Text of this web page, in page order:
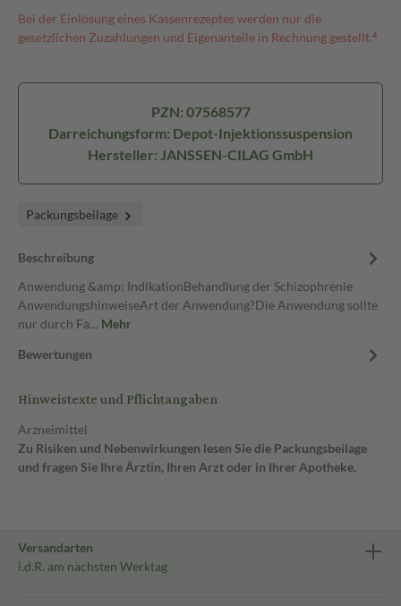
Bei der Einlösung eines Kassenrezeptes werden nur die
gesetzlichen Zuzahlungen und Eigenanteile in Rechnung gestellt.⁴
PZN: 07568577
Darreichungsform: Depot-Injektionssuspension
Hersteller: JANSSEN-CILAG GmbH
Packungsbeilage
Beschreibung
Anwendung &amp; IndikationBehandlung der Schizophrenie
AnwendungshinweiseArt der Anwendung?Die Anwendung sollte
nur durch Fa… Mehr
Bewertungen
Hinweistexte und Pflichtangaben
Arzneimittel
Zu Risiken und Nebenwirkungen lesen Sie die Packungsbeilage
und fragen Sie Ihre Ärztin, Ihren Arzt oder in Ihrer Apotheke.
Versandarten
i.d.R. am nächsten Werktag